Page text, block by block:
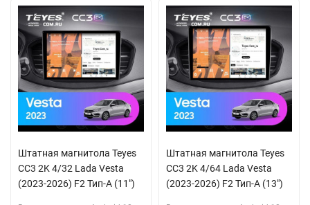
Штатная магнитола Teyes
CC3 2K 4/32 Lada Vesta
(2023-2026) F2 Тип-A (11")
Штатная магнитола Teyes
CC3 2K 4/64 Lada Vesta
(2023-2026) F2 Тип-A (13")